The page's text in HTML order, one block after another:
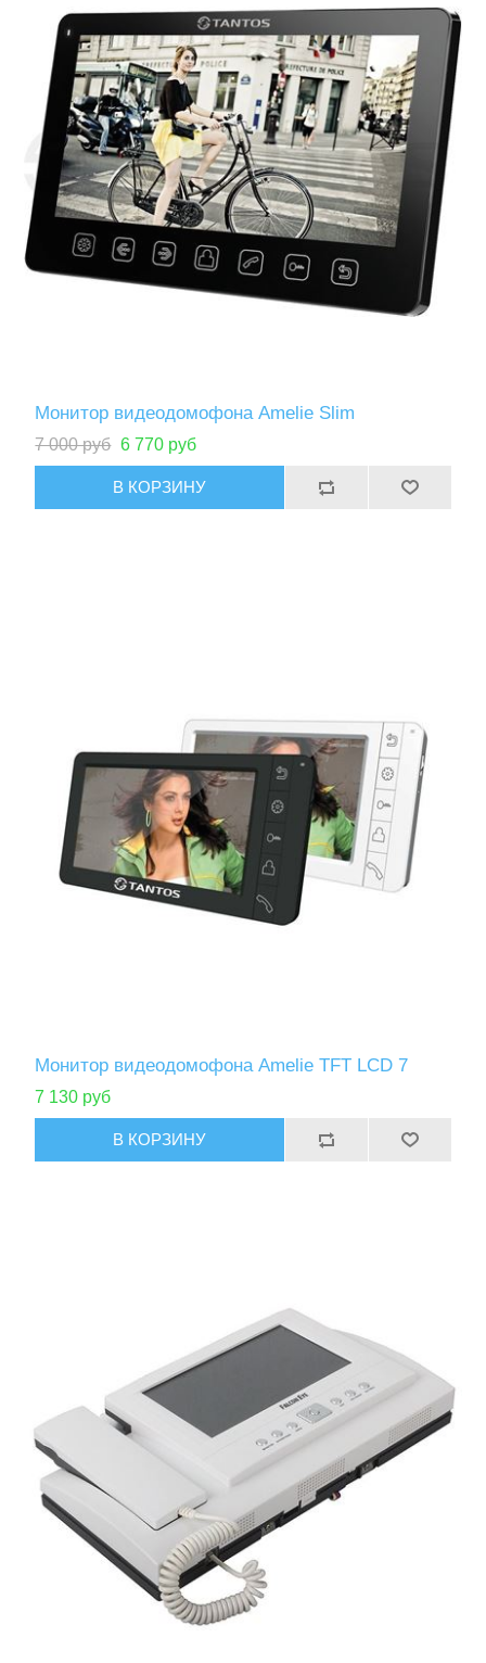
Монитор видеодомофона Amelie Slim
7 000 руб 6 770 руб
Монитор видеодомофона Amelie TFT LCD 7
7 130 руб